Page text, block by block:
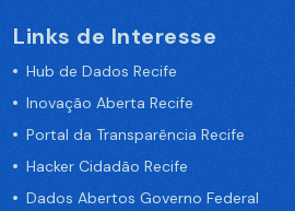
Links de Interesse
Hub de Dados Recife
Inovação Aberta Recife
Portal da Transparência Recife
Hacker Cidadão Recife
Dados Abertos Governo Federal